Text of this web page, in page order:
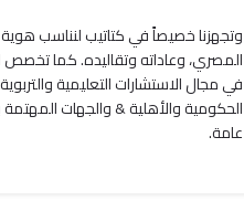
وتجهزنا خصيصاً في كتاتيب لنناسب
المصري، وعاداته وتقاليده. كما تخصص
في مجال الاستشارات التعليمية
الحكومية والأهلية & والجهات المهتمة
عامة.